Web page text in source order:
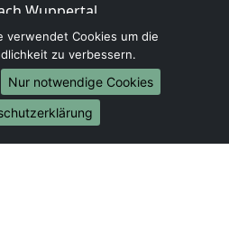
Wuppertal
Bielefeld
Bonn
Münster
Brasilien
verwendet Cookies um die
zu verbessern.
Nur notwendige Cookies